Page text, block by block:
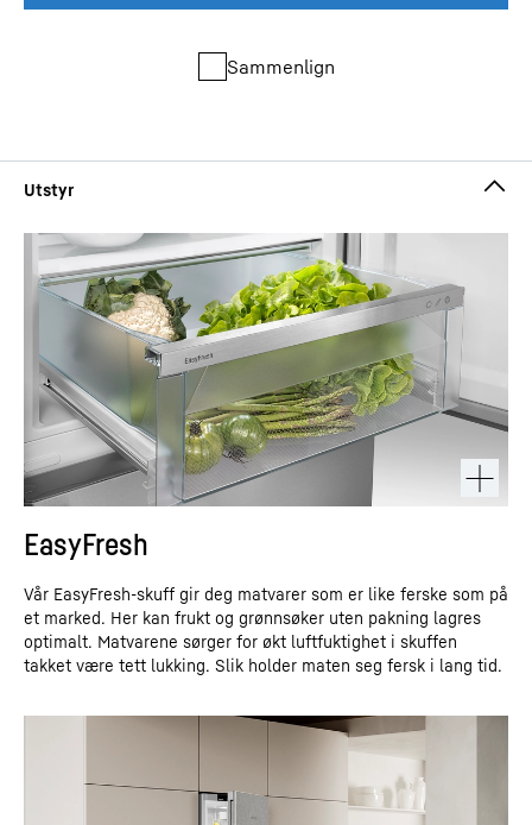
Sammenlign
EasyFresh
Vår EasyFresh-skuff gir deg matvarer som er like ferske som på
et marked. Her kan frukt og grønnsøker uten pakning lagres
optimalt. Matvarene sørger for økt luftfuktighet i skuffen
takket være tett lukking. Slik holder maten seg fersk i lang tid.